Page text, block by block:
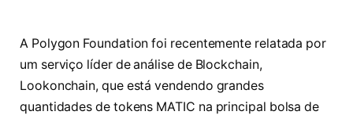
A Polygon Foundation foi recentemente relatada por
um serviço líder de análise de Blockchain,
Lookonchain, que está vendendo grandes
quantidades de tokens MATIC na principal bolsa de